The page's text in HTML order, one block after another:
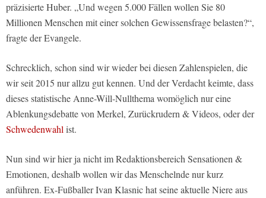
präzisierte Huber. „Und wegen 5.000 Fällen wollen Sie 80
Millionen Menschen mit einer solchen Gewissensfrage belasten?“,
fragte der Evangele.
Schrecklich, schon sind wir wieder bei diesen Zahlenspielen, die
wir seit 2015 nur allzu gut kennen. Und der Verdacht keimte, dass
dieses statistische Anne-Will-Nullthema womöglich nur eine
Ablenkungsdebatte von Merkel, Zurückrudern & Videos, oder der
Schwedenwahlist.
Nun sind wir hier ja nicht im Redaktionsbereich Sensationen &
Emotionen, deshalb wollen wir das Menschelnde nur kurz
anführen. Ex-Fußballer Ivan Klasnic hat seine aktuelle Niere aus